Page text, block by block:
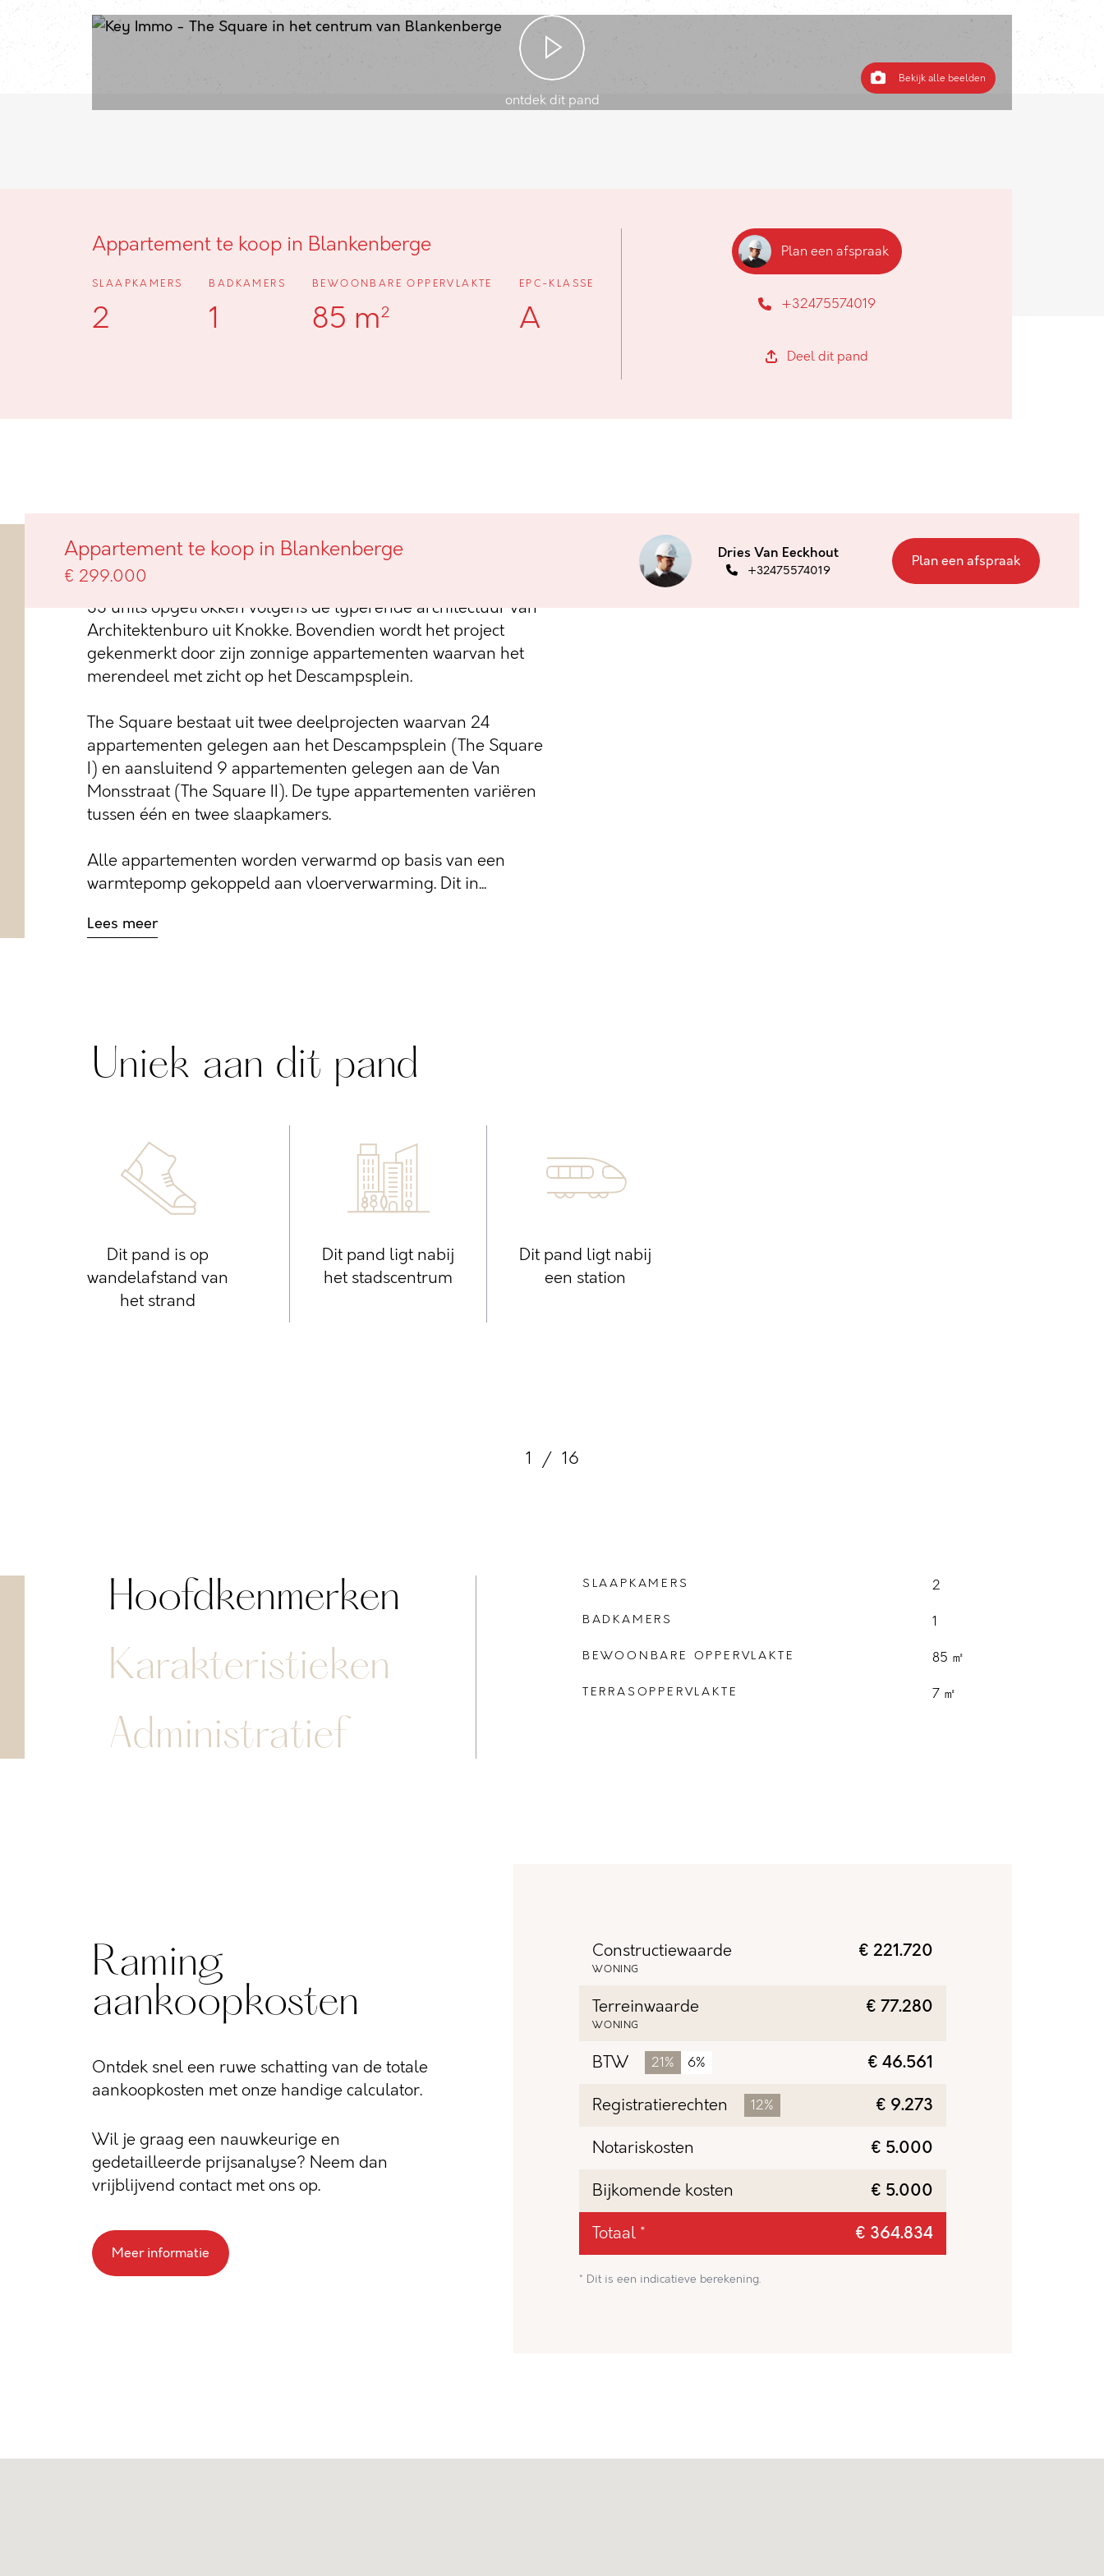
ontdek dit pand
Bekijk alle beelden
Appartement te koop in Blankenberge
SLAAPKAMERS
2
BADKAMERS
1
BEWOONBARE OPPERVLAKTE
85 m²
EPC-KLASSE
A
Plan een afspraak
+32475574019
Deel dit pand
Appartement te koop in Blankenberge
€ 299.000
Dries Van Eeckhout
+32475574019
Plan een afspraak
In de belle-époquewijk van Blankenberge verrijst binnenkort
het nieuwbouwproject The Square. Het project omvat in totaal
33 units opgetrokken volgens de typerende architectuur van
Architektenburo uit Knokke. Bovendien wordt het project
gekenmerkt door zijn zonnige appartementen waarvan het
merendeel met zicht op het Descampsplein.
The Square bestaat uit twee deelprojecten waarvan 24
appartementen gelegen aan het Descampsplein (The Square
I) en aansluitend 9 appartementen gelegen aan de Van
Monsstraat (The Square II). De type appartementen variëren
tussen één en twee slaapkamers.
Alle appartementen worden verwarmd op basis van een
warmtepomp gekoppeld aan vloerverwarming. Dit in...
Lees meer
Uniek aan dit pand
Dit pand is op
wandelafstand van
het strand
Dit pand ligt nabij
het stadscentrum
Dit pand ligt nabij
een station
1 / 16
Hoofdkenmerken
Karakteristieken
Administratief
SLAAPKAMERS 2
BADKAMERS 1
BEWOONBARE OPPERVLAKTE 85 ㎡
TERRASOPPERVLAKTE 7 ㎡
Raming
aankoopkosten
Ontdek snel een ruwe schatting van de totale
aankoopkosten met onze handige calculator.
Wil je graag een nauwkeurige en
gedetailleerde prijsanalyse? Neem dan
vrijblijvend contact met ons op.
Meer informatie
Constructiewaarde
WONING
€ 221.720
Terreinwaarde
WONING
€ 77.280
BTW 21% 6%
€ 46.561
Registratierechten
12%
€ 9.273
Notariskosten
€ 5.000
Bijkomende kosten
€ 5.000
Totaal *
€ 364.834
* Dit is een indicatieve berekening.